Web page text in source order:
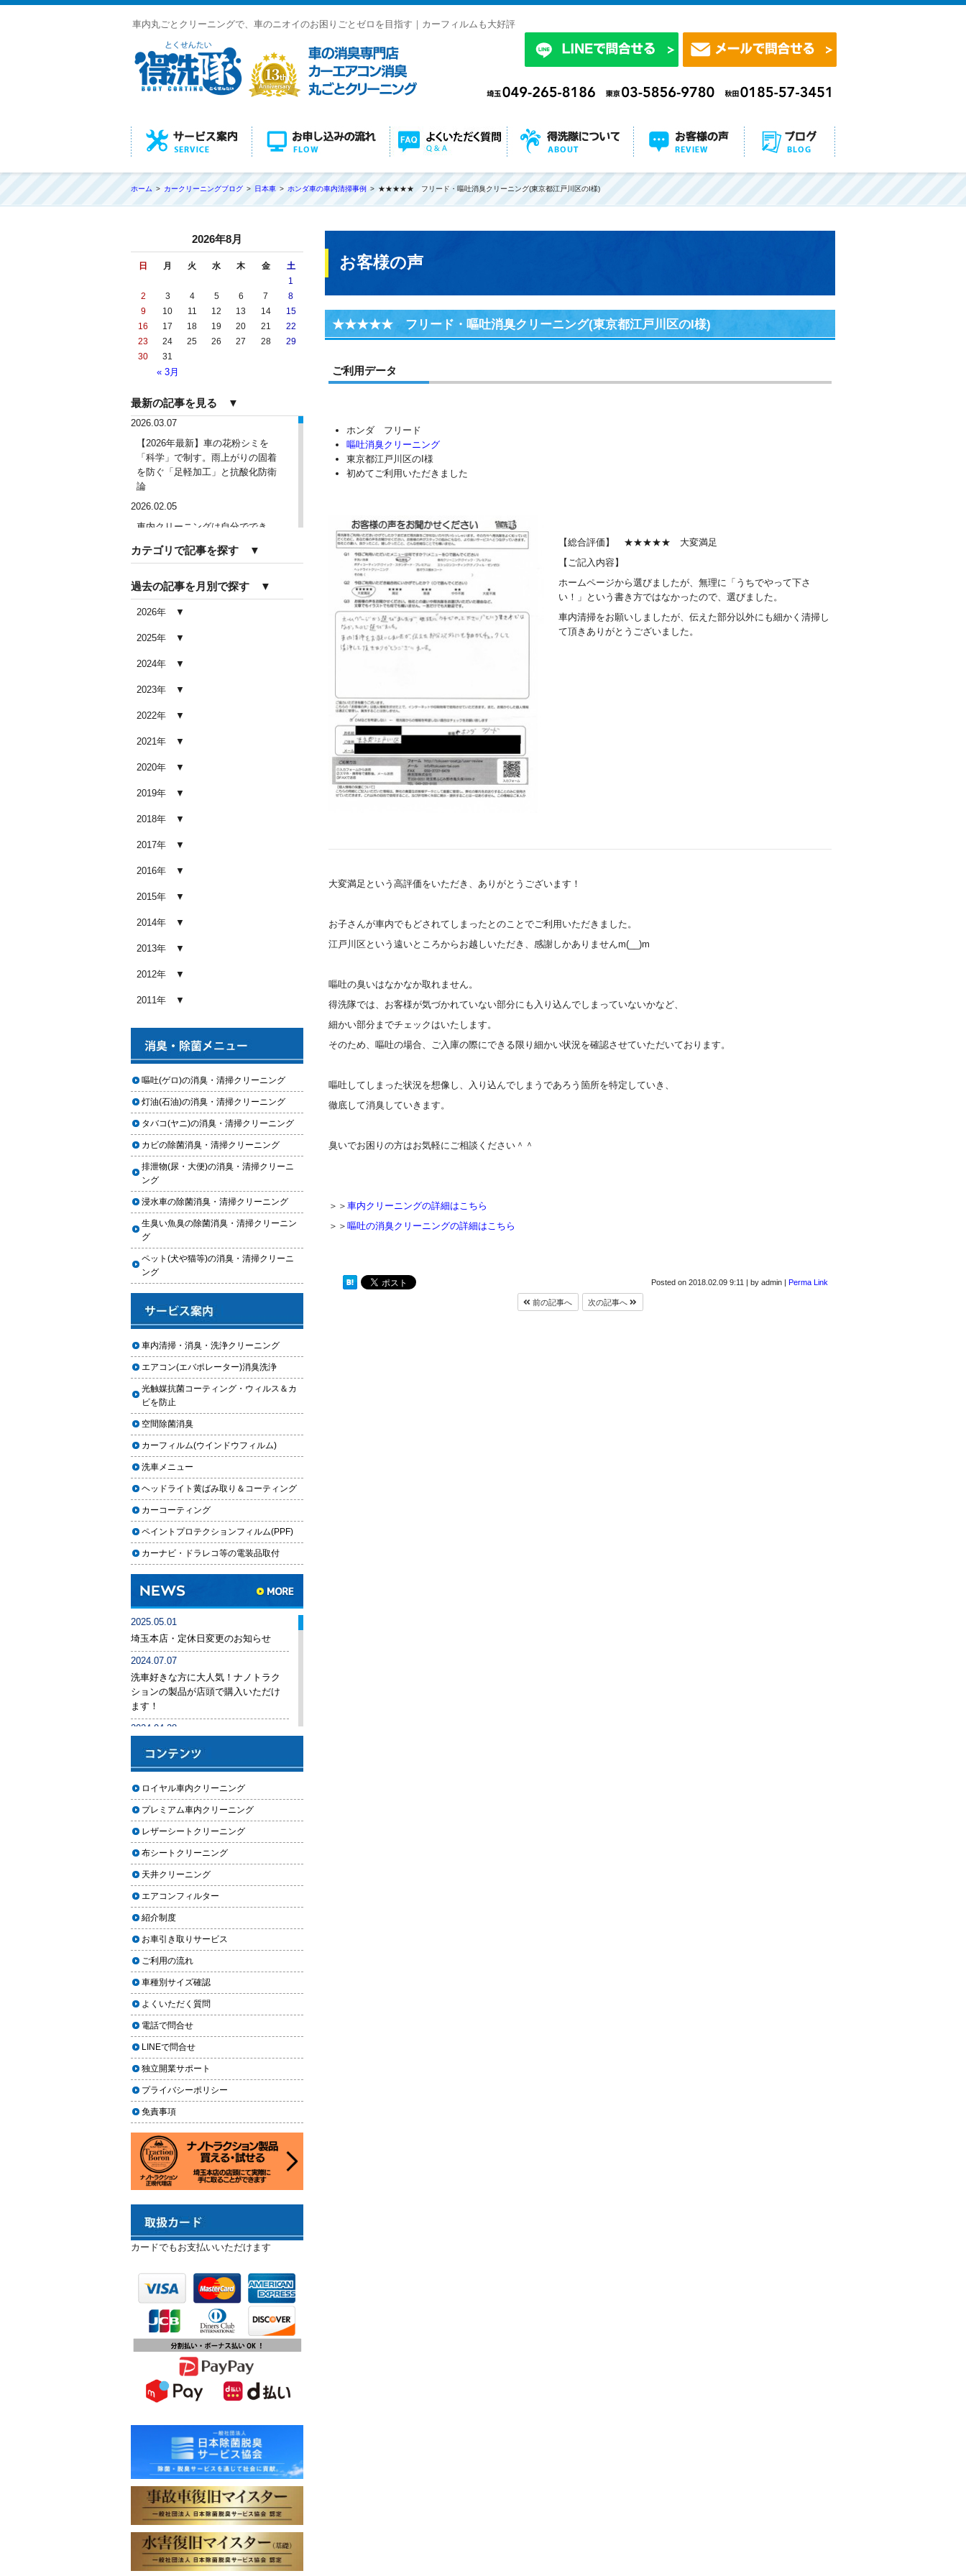
車内丸ごとクリーニングで、車のニオイのお困りごとゼロを目指す｜カーフィルムも大好評
ホーム カークリーニングブログ 日本車 ホンダ車の車内清掃事例 ★★★★★ フリード・嘔吐消臭クリーニング(東京都江戸川区のI様)
お客様の声
★★★★★ フリード・嘔吐消臭クリーニング(東京都江戸川区のI様)
ご利用データ
ホンダ フリード
嘔吐消臭クリーニング
東京都江戸川区のI様
初めてご利用いただきました
【総合評価】 ★★★★★ 大変満足
【ご記入内容】
ホームページから選びましたが、無理に「うちでやって下さ
い！」という書き方ではなかったので、選びました。
車内清掃をお願いしましたが、伝えた部分以外にも細かく清掃し
て頂きありがとうございました。
大変満足という高評価をいただき、ありがとうございます！
お子さんが車内でもどされてしまったとのことでご利用いただきました。
江戸川区という遠いところからお越しいただき、感謝しかありませんm(__)m
嘔吐の臭いはなかなか取れません。
得洗隊では、お客様が気づかれていない部分にも入り込んでしまっていないかなど、
細かい部分までチェックはいたします。
そのため、嘔吐の場合、ご入庫の際にできる限り細かい状況を確認させていただいております。
嘔吐してしまった状況を想像し、入り込んでしまうであろう箇所を特定していき、
徹底して消臭していきます。
臭いでお困りの方はお気軽にご相談ください＾＾
＞＞ 車内クリーニングの詳細はこちら
＞＞ 嘔吐の消臭クリーニングの詳細はこちら
Posted on 2018.02.09 9:11 by admin| Perma Link
前の記事へ 次の記事へ
2026年8月
日 月 火 水 木 金 土
« 3月
1
2
3 4 5 6 7
8
9
10 11 12 13 14
15
16
17 18 19 20 21
22
23
24 25 26 27 28
29
30
31
最新の記事を見る ▼
2026.03.07
【2026年最新】車の花粉シミを
「科学」で制す。雨上がりの固着
を防ぐ「足軽加工」と抗酸化防衛
論
2026.02.05
車内クリーニングは自分ででき
界を徹底解説
車内クリーニングで失敗する人の
共通点｜やってはいけない5つの判
2026.02.03
車内クリーニング業者の選び方｜
つのポイント
2026.02.02
果を感じない人が見落としている3
つの原因
自分でできる？プロに頼むべき境
2026.01.05
【2026年版】車内の臭いが取れな
ビ別の正しい対処法
2026.01.04
どこまでやるべき？目的別おすす
め内容と費用目安
別に徹底比較
2026.01.02
ヘッドライト黄ばみ取りの料金相
場｜イエローハット・オートバッ
クス・専門店を徹底比較【2026年
版】
2026.01.01
【2026年版】イエローハットのカ
ーフィルム料金はいくら？施工内
容・相場・安くするコツ
2025.12.05
車のヘッドライト交換のタイミン
グと費用
2025.12.04
車のサスペンション交換の必要性
車のフロントガラス交換の料金相
場と作業手順
車のドアロック修理の料金と作業
手順
【2026年最新】車の花粉シミを
「科学」で制す。雨上がりの固着
を防ぐ「足軽加工」と抗酸化防衛
論
車内クリーニングは自分ででき
る？DIY清掃と業者依頼の違い・限
界を徹底解説
車内クリーニングで失敗する人の
共通点｜やってはいけない5つの判
断ミス
後悔しないために必ず確認すべき5
つのポイント
果を感じない人が見落としている3
つの原因
【2026年版】車内クリーニングは
自分でできる？プロに頼むべき境
界線と失敗例
い原因とは？タバコ・ペット・カ
ビ別の正しい対処法
【2026年版】車内クリーニングは
どこまでやるべき？目的別おすす
め内容と費用目安
【2026年版】車内クリーニングの
料金相場はいくら？内容別・業者
別に徹底比較
ヘッドライト黄ばみ取りの料金相
場｜イエローハット・オートバッ
クス・専門店を徹底比較【2026年
版】
【2026年版】イエローハットのカ
ーフィルム料金はいくら？施工内
容・相場・安くするコツ
車のヘッドライト交換のタイミン
グと費用
車のサスペンション交換の必要性
と費用
車のフロントガラス交換の料金相
場と作業手順
車のドアロック修理の料金と作業
カテゴリで記事を探す ▼
過去の記事を月別で探す ▼
2026年
2025年
2024年
2023年
2022年
2021年
2020年
2019年
2018年
2017年
2016年
2015年
2014年
2013年
2012年
2011年
嘔吐(ゲロ)の消臭・清掃クリーニング
灯油(石油)の消臭・清掃クリーニング
タバコ(ヤニ)の消臭・清掃クリーニング
カビの除菌消臭・清掃クリーニング
排泄物(尿・大便)の消臭・清掃クリーニ
ング
浸水車の除菌消臭・清掃クリーニング
生臭い魚臭の除菌消臭・清掃クリーニン
グ
ペット(犬や猫等)の消臭・清掃クリーニ
ング
車内清掃・消臭・洗浄クリーニング
エアコン(エバポレーター)消臭洗浄
光触媒抗菌コーティング・ウィルス＆カ
ビを防止
空間除菌消臭
カーフィルム(ウインドウフィルム)
洗車メニュー
ヘッドライト黄ばみ取り＆コーティング
カーコーティング
ペイントプロテクションフィルム(PPF)
カーナビ・ドラレコ等の電装品取付
2025.05.01
埼玉本店・定休日変更のお知らせ
2024.07.07
洗車好きな方に大人気！ナノトラク
ションの製品が店頭で購入いただけ
ます！
2024.04.28
リース
2024年ゴールデンウィーク期間中の
営業予定（埼玉本店・東京足立店・
秋田能代店）
2024.03.23
埼玉のFMラジオ・NACK5で取り上げ
ていただきました
2024.03.22
埼玉本店が東京方面からこれまで以
上に利用しやすく
2024.02.29
2024年3月14日・臨時休業のお知らせ
2023.12.21
年末年始の予定（2023年-2024年）
2023.11.26
年末に「車も大掃除」をしようキャ
ンペーン
2023.11.22
「＃埼玉」という埼玉県のお店や企
業を紹介するサイトで紹介されまし
た
2023.10.30
コーティングが無料で利用できるチ
ャンス！X（旧Twitter）キャンペーン
2023.10.21
秋田県の「能代ポータル」にて得洗
隊を紹介いただきました
第15回ふじみ野市産業まつりに出店
します
2023.10.09
チバテレビ「チバテレ稼ぐ力養成講
座・講座会員インタビュー」で弊社
代表 大屋のインタビューが紹介され
2023.09.27
2023年10月1日オープン！
ロイヤル車内クリーニング
プレミアム車内クリーニング
レザーシートクリーニング
布シートクリーニング
天井クリーニング
エアコンフィルター
紹介制度
お車引き取りサービス
ご利用の流れ
車種別サイズ確認
よくいただく質問
電話で問合せ
LINEで問合せ
独立開業サポート
プライバシーポリシー
免責事項
カードでもお支払いいただけます